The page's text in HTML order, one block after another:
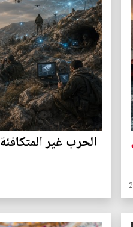
الحرب غير المتكافئة